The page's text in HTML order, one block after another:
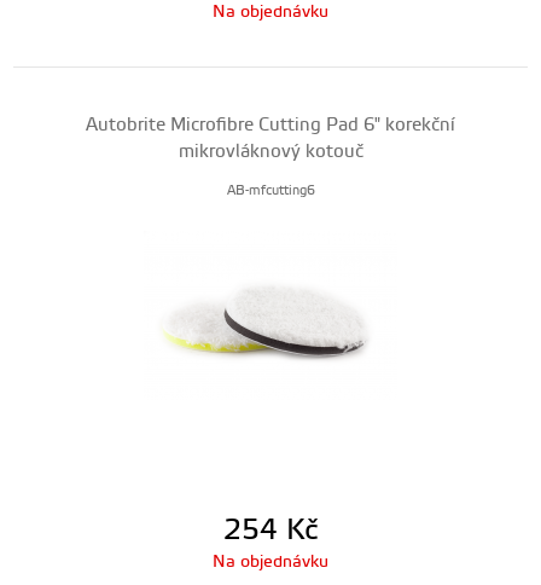
Na objednávku
Autobrite Microfibre Cutting Pad 6" korekční
mikrovláknový kotouč
AB-mfcutting6
254 Kč
Na objednávku